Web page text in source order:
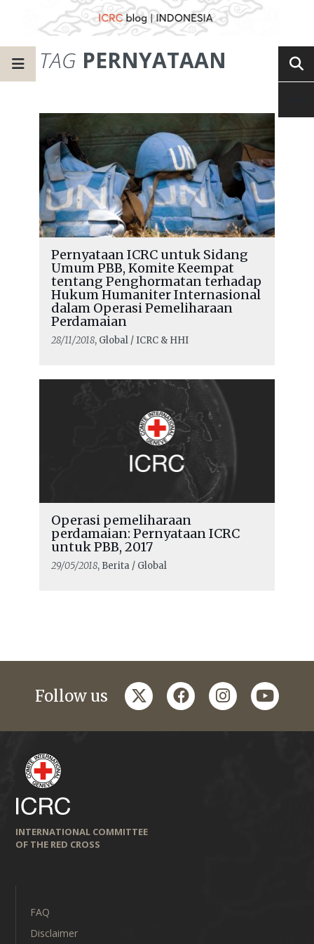
TAG PERNYATAAN
Pernyataan ICRC untuk Sidang
Umum PBB, Komite Keempat
tentang Penghormatan terhadap
Hukum Humaniter Internasional
dalam Operasi Pemeliharaan
Perdamaian
28/11/2018, Global / ICRC & HHI
Operasi pemeliharaan
perdamaian: Pernyataan ICRC
untuk PBB, 2017
29/05/2018, Berita / Global
Follow us twitterfacebookinstagramyoutube
INTERNATIONAL COMMITTEE
OF THE RED CROSS
FAQ
Disclaimer